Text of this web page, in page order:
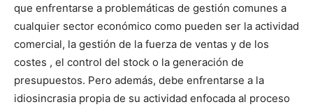
que enfrentarse a problemáticas de gestión comunes a
cualquier sector económico como pueden ser la actividad
comercial, la gestión de la fuerza de ventas y de los
costes , el control del stock o la generación de
presupuestos. Pero además, debe enfrentarse a la
idiosincrasia propia de su actividad enfocada al proceso